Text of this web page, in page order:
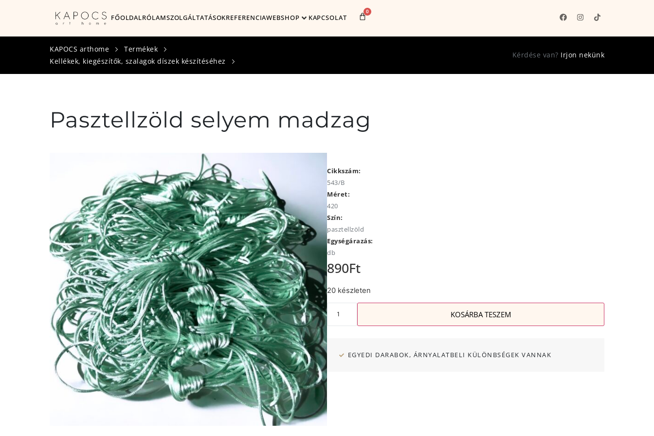
FŐOLDALRÓLAMSZOLGÁLTATÁSOKREFERENCIAWEBSHOP KAPCSOLAT
0
KAPOCS arthome
Termékek
Kellékek, kiegészítők, szalagok díszek készítéséhez
Kérdése van? Irjon nekünk
Pasztellzöld selyem madzag
Cikkszám:
543/B
Méret:
420
Szín:
pasztellzöld
Egységárazás:
db
890Ft
20 készleten
KOSÁRBA TESZEM
EGYEDI DARABOK, ÁRNYALATBELI KÜLÖNBSÉGEK VANNAK